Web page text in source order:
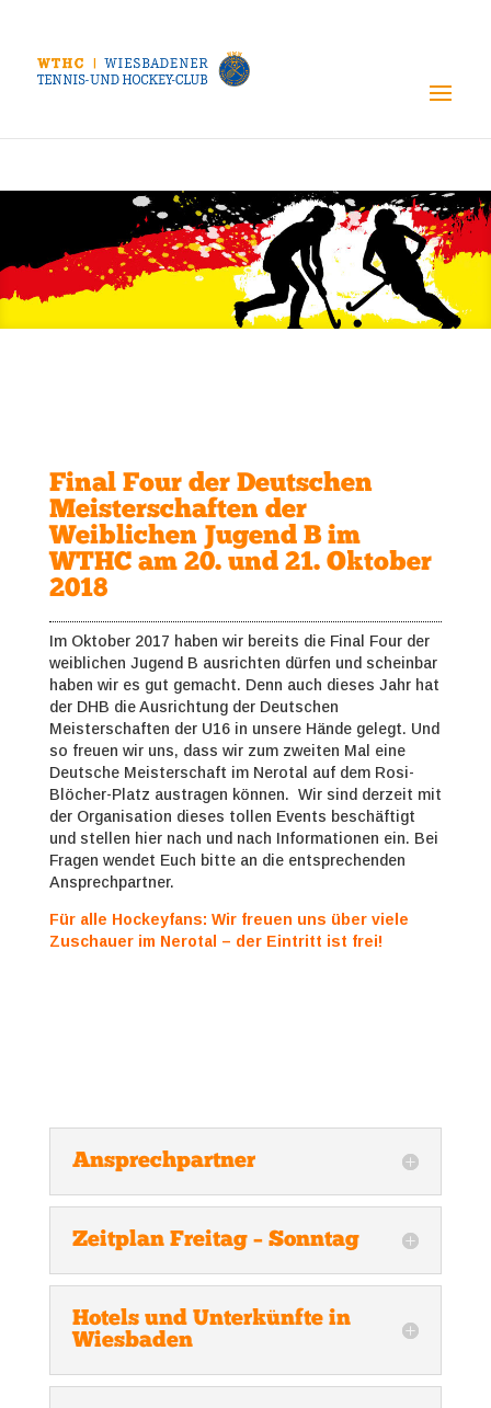
Final Four der Deutschen
Meisterschaften der
Weiblichen Jugend B im
WTHC am 20. und 21. Oktober
2018
Im Oktober 2017 haben wir bereits die Final Four der
weiblichen Jugend B ausrichten dürfen und scheinbar
haben wir es gut gemacht. Denn auch dieses Jahr hat
der DHB die Ausrichtung der Deutschen
Meisterschaften der U16 in unsere Hände gelegt. Und
so freuen wir uns, dass wir zum zweiten Mal eine
Deutsche Meisterschaft im Nerotal auf dem Rosi-
Blöcher-Platz austragen können. Wir sind derzeit mit
der Organisation dieses tollen Events beschäftigt
und stellen hier nach und nach Informationen ein. Bei
Fragen wendet Euch bitte an die entsprechenden
Ansprechpartner.
Für alle Hockeyfans: Wir freuen uns über viele
Zuschauer im Nerotal – der Eintritt ist frei!
Ansprechpartner
Zeitplan Freitag – Sonntag
Hotels und Unterkünfte in
Wiesbaden